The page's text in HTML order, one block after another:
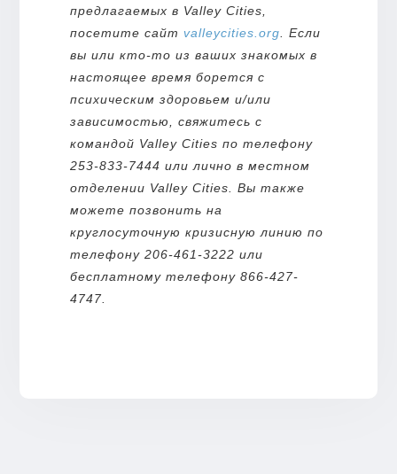
предлагаемых в Valley Cities,
посетите сайт valleycities.org . Если
вы или кто-то из ваших знакомых в
настоящее время борется с
психическим здоровьем и/или
зависимостью, свяжитесь с
командой Valley Cities по телефону
253-833-7444 или лично в местном
отделении Valley Cities. Вы также
можете позвонить на
круглосуточную кризисную линию по
телефону 206-461-3222 или
бесплатному телефону 866-427-
4747.